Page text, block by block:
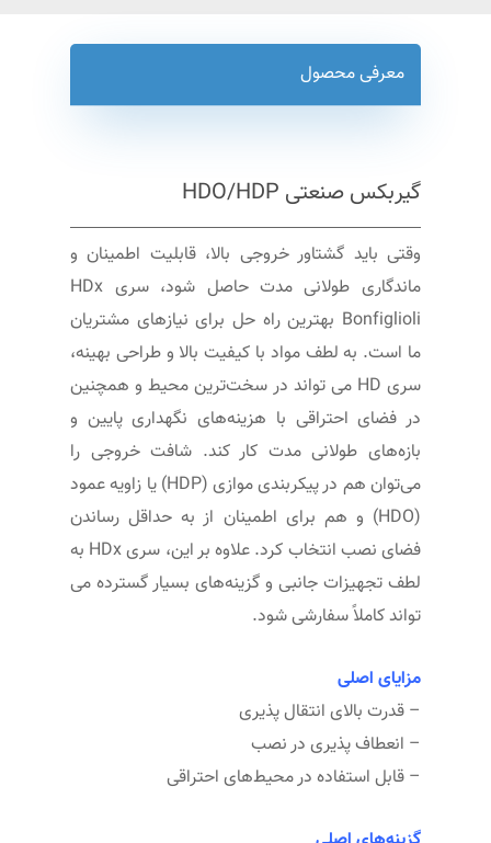
معرفی محصول
گیربکس صنعتی HDO/HDP
وقتی باید گشتاور خروجی بالا، قابلیت اطمینان و
ماندگاری طولانی مدت حاصل شود، سری HDx
Bonfiglioli بهترین راه حل برای نیازهای مشتریان
ما است. به لطف مواد با کیفیت بالا و طراحی بهینه،
سری HD می تواند در سخت‌ترین محیط و همچنین
در فضای احتراقی با هزینه‌های نگهداری پایین و
بازه‌های طولانی مدت کار کند. شافت خروجی را
می‌توان هم در پیکربندی موازی (HDP) یا زاویه عمود
(HDO) و هم برای اطمینان از به حداقل رساندن
فضای نصب انتخاب کرد. علاوه بر این، سری HDx به
لطف تجهیزات جانبی و گزینه‌های بسیار گسترده می
تواند کاملاً سفارشی شود.
مزایای اصلی
– قدرت بالای انتقال پذیری
– انعطاف پذیری در نصب
– قابل استفاده در محیط‌های احتراقی